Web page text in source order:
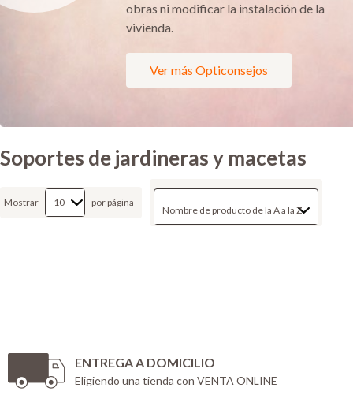
obras ni modificar la instalación de la
vivienda.
Ver más Opticonsejos
Soportes de jardineras y macetas
Mostrar por página
ENTREGA A DOMICILIO
Eligiendo una tienda con VENTA ONLINE